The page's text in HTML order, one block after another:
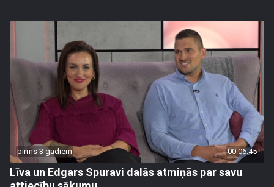
pirms 3 gadiem 00:06:45
Līva un Edgars Spuravi dalās atmiņās par savu